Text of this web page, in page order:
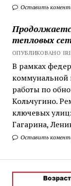
Оставить
тепловых
ОПУБЛИКОВАНО
В рамках
коммунальной
работы по
Кольчугино.
ключевых
Гагарина,
Оставить